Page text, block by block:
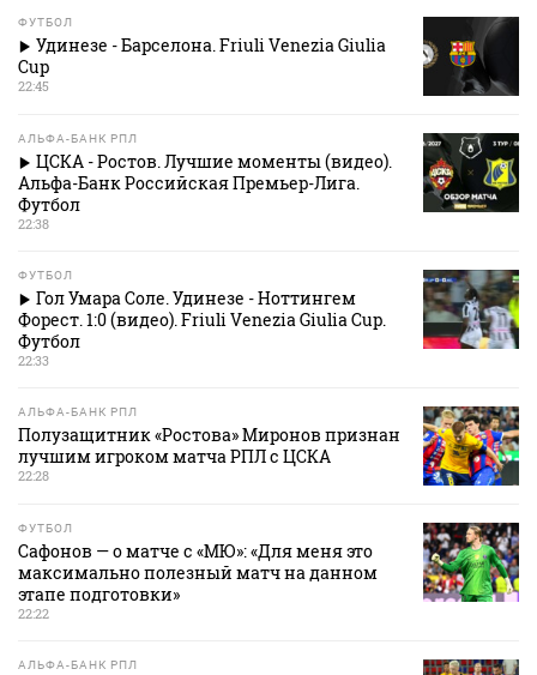
ФУТБОЛ
Удинезе - Барселона. Friuli Venezia Giulia
Cup
22:45
АЛЬФА-БАНК РПЛ
ЦСКА - Ростов. Лучшие моменты (видео).
Альфа-Банк Российская Премьер-Лига.
Футбол
22:38
ФУТБОЛ
Гол Умара Соле. Удинезе - Ноттингем
Форест. 1:0 (видео). Friuli Venezia Giulia Cup.
Футбол
22:33
АЛЬФА-БАНК РПЛ
Полузащитник «Ростова» Миронов признан
лучшим игроком матча РПЛ с ЦСКА
22:28
ФУТБОЛ
Сафонов — о матче с «МЮ»: «Для меня это
максимально полезный матч на данном
этапе подготовки»
22:22
АЛЬФА-БАНК РПЛ